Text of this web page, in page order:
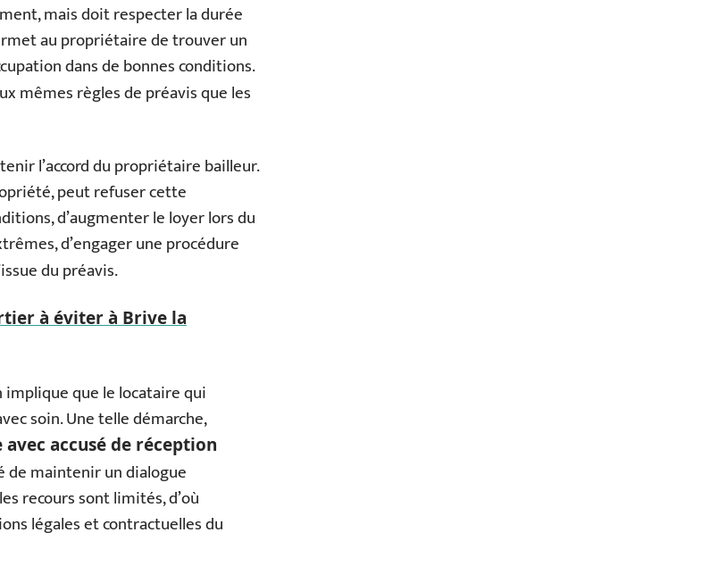
mais doit respecter la durée
au propriétaire de trouver un
dans de bonnes conditions.
mêmes règles de préavis que les
l’accord du propriétaire bailleur.
peut refuser cette
d’augmenter le loyer lors du
d’engager une procédure
du préavis.
à éviter à Brive la
que le locataire qui
soin. Une telle démarche,
accusé de réception
de maintenir un dialogue
recours sont limités, d’où
légales et contractuelles du